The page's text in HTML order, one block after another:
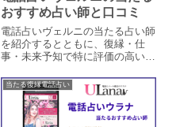
おすすめ占い師と口コミ
電話占いヴェルニの当たる占い師
を紹介するとともに、復縁・仕
事・未来予知で特に評価の高い先
ェルニの概要や特徴、口コミ、キ
ャンペーン、料金と支払い方法な
どの情報もまとめています。よく
ある質問やその答えも掲載中で
当たる復縁電話占い